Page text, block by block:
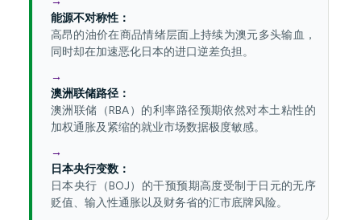
能源不对称性：
高昂的油价在商品情绪层面上持续为澳元多头输血，
同时却在加速恶化日本的进口逆差负担。
澳洲联储路径：
澳洲联储（RBA）的利率路径预期依然对本土粘性的
加权通胀及紧缩的就业市场数据极度敏感。
日本央行变数：
日本央行（BOJ）的干预预期高度受制于日元的无序
贬值、输入性通胀以及财务省的汇市底牌风险。